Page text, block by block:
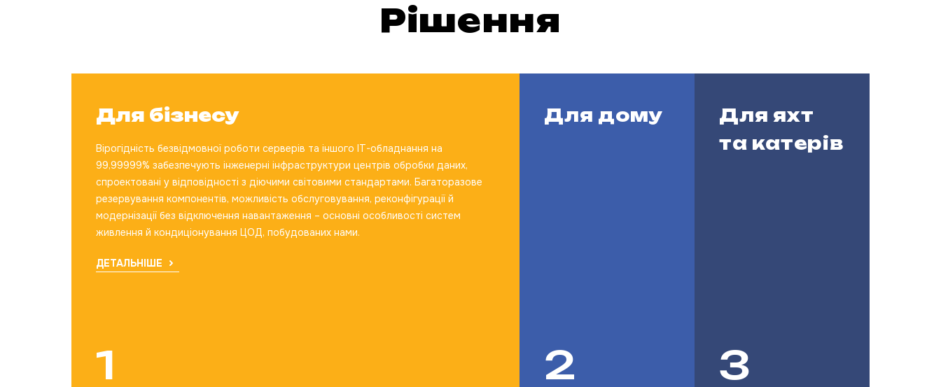
Рішення
Для бізнесу
Вірогідність безвідмовної роботи серверів та іншого IT-обладнання на
99,99999% забезпечують інженерні інфраструктури центрів обробки даних,
спроектовані у відповідності з діючими світовими стандартами. Багаторазове
резервування компонентів, можливість обслуговування, реконфігурації й
модернізації без відключення навантаження – основні особливості систем
живлення й кондиціонування ЦОД, побудованих нами.
ДЕТАЛЬНІШЕ
Для дому
Для яхт
та катерів